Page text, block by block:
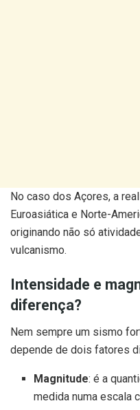
No caso dos Açores, a
Euroasiática e Norte-
originando não só
vulcanismo.
Intensidade e
diferença?
Nem sempre um sismo
depende de dois fatores
Magnitude: é a
medida numa escala